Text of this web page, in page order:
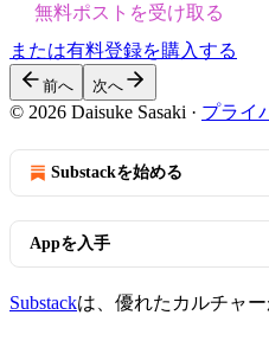
無料ポストを受け取る
または有料登録を購入する
前へ 次へ
© 2026 Daisuke Sasaki · プライ
Substackを始める
Appを入手
Substackは、優れたカルチャ